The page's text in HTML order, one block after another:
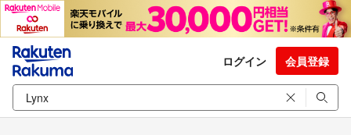
ログイン 会員登録